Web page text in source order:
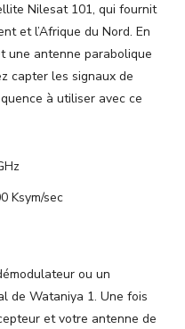
Nilesat 101, qui fournit
et l’Afrique du Nord. En
une antenne parabolique
capter les signaux de
à utiliser avec ce
Ksym/sec
ou un
de Wataniya 1. Une fois
et votre antenne de